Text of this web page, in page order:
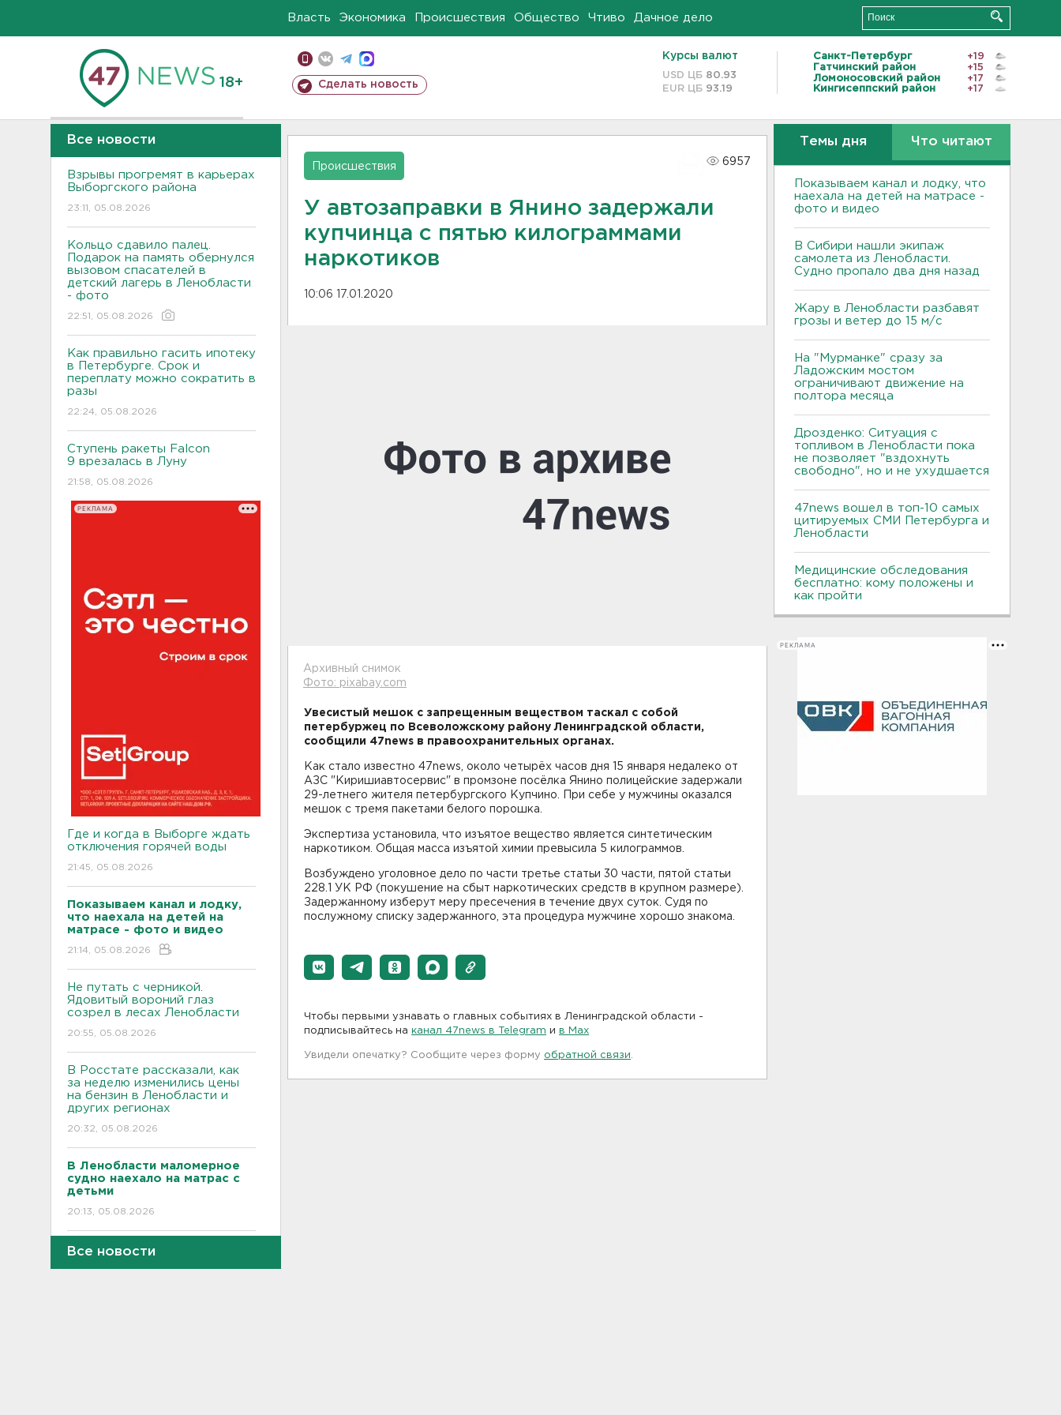
Власть Экономика Происшествия Общество Чтиво Дачное дело
18+ Сделать новость
Курсы валют
USD ЦБ 80.93
EUR ЦБ 93.19
Санкт-Петербург
+19
Гатчинский район
+15
Ломоносовский район
+17
Кингисеппский район
+17
Все новости
Взрывы прогремят в карьерах
Выборгского района
23:11, 05.08.2026
Кольцо сдавило палец.
Подарок на память обернулся
вызовом спасателей в
детский лагерь в Ленобласти
- фото
22:51, 05.08.2026
Как правильно гасить ипотеку
в Петербурге. Срок и
переплату можно сократить в
разы
22:24, 05.08.2026
Ступень ракеты Falcon
9 врезалась в Луну
21:58, 05.08.2026
РЕКЛАМА
Где и когда в Выборге ждать
отключения горячей воды
21:45, 05.08.2026
Показываем канал и лодку,
что наехала на детей на
матрасе - фото и видео
21:14, 05.08.2026
Не путать с черникой.
Ядовитый вороний глаз
созрел в лесах Ленобласти
20:55, 05.08.2026
В Росстате рассказали, как
за неделю изменились цены
на бензин в Ленобласти и
других регионах
20:32, 05.08.2026
В Ленобласти маломерное
судно наехало на матрас с
детьми
20:13, 05.08.2026
Почему пробелы в памяти —
Все новости
Происшествия
6957
У автозаправки в Янино задержали
купчинца с пятью килограммами
наркотиков
10:06 17.01.2020
Архивный снимок
Фото: pixabay.com
Увесистый мешок с запрещенным веществом таскал с собой
петербуржец по Всеволожскому району Ленинградской области,
сообщили 47news в правоохранительных органах.
Как стало известно 47news, около четырёх часов дня 15 января недалеко от
АЗС "Киришиавтосервис" в промзоне посёлка Янино полицейские задержали
29-летнего жителя петербургского Купчино. При себе у мужчины оказался
мешок с тремя пакетами белого порошка.
Экспертиза установила, что изъятое вещество является синтетическим
наркотиком. Общая масса изъятой химии превысила 5 килограммов.
Возбуждено уголовное дело по части третье статьи 30 части, пятой статьи
228.1 УК РФ (покушение на сбыт наркотических средств в крупном размере).
Задержанному изберут меру пресечения в течение двух суток. Судя по
послужному списку задержанного, эта процедура мужчине хорошо знакома.
Чтобы первыми узнавать о главных событиях в Ленинградской области -
подписывайтесь на канал 47news в Telegram и в Maх
Увидели опечатку? Сообщите через форму обратной связи
Темы дня Что читают
Показываем канал и лодку, что
наехала на детей на матрасе -
фото и видео
В Сибири нашли экипаж
самолета из Ленобласти.
Судно пропало два дня назад
Жару в Ленобласти разбавят
грозы и ветер до 15 м/с
На "Мурманке" сразу за
Ладожским мостом
ограничивают движение на
полтора месяца
Дрозденко: Ситуация с
топливом в Ленобласти пока
не позволяет "вздохнуть
свободно", но и не ухудшается
47news вошел в топ-10 самых
цитируемых СМИ Петербурга и
Ленобласти
Медицинские обследования
бесплатно: кому положены и
как пройти
РЕКЛАМА